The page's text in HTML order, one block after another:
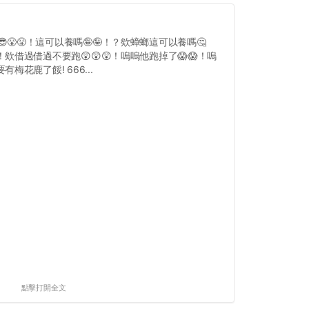
！這可以養嗎🤪🤪！？欸蟑螂這可以養嗎🤔
欸借過借過不要跑😲😲😲！嗚嗚他跑掉了😱😱！嗚
有梅花鹿了餒! 666...
點擊打開全文